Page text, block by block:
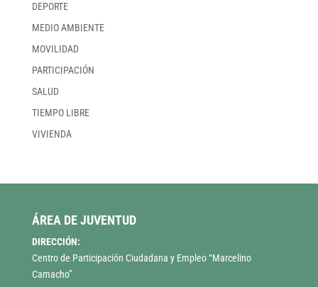
DEPORTE
MEDIO AMBIENTE
MOVILIDAD
PARTICIPACIÓN
SALUD
TIEMPO LIBRE
VIVIENDA
ÁREA DE JUVENTUD
DIRECCIÓN:
Centro de Participación Ciudadana y Empleo “Marcelino
Camacho”